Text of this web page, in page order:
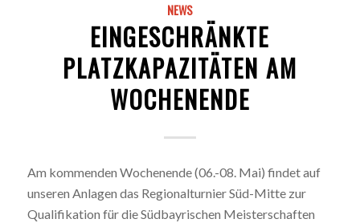
NEWS
EINGESCHRÄNKTE
PLATZKAPAZITÄTEN AM
WOCHENENDE
Am kommenden Wochenende (06.-08. Mai) findet auf
unseren Anlagen das Regionalturnier Süd-Mitte zur
Qualifikation für die Südbayrischen Meisterschaften